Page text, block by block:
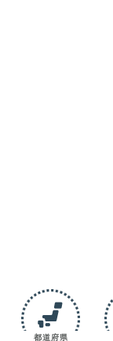
都道府県